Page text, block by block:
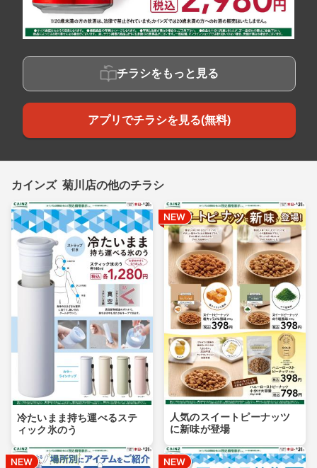
チラシをもっと見る
アプリでチラシを見る(無料)
カインズ 菊川店の他のチラシ
冷たいまま持ち運べるステ
ィック氷のう
人気のスイートピーナッツ
に新味が登場